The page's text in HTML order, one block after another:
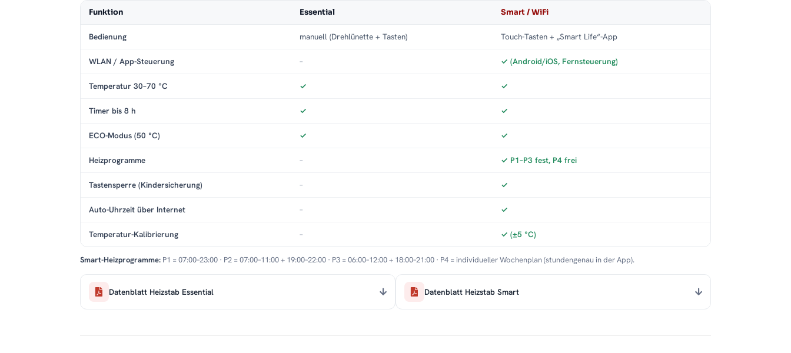
Funktion Essential Smart / WiFi
Bedienung manuell (Drehlünette + Tasten) Touch-Tasten + „Smart Life“-App
WLAN / App-Steuerung – ✓ (Android/iOS, Fernsteuerung)
Temperatur 30–70 °C ✓ ✓
Timer bis 8 h ✓ ✓
ECO-Modus (50 °C) ✓ ✓
Heizprogramme – ✓ P1–P3 fest, P4 frei
Tastensperre (Kindersicherung) – ✓
Auto-Uhrzeit über Internet – ✓
Temperatur-Kalibrierung – ✓ (±5 °C)
Smart-Heizprogramme: P1 = 07:00–23:00 · P2 = 07:00–11:00 + 19:00–22:00 · P3 = 06:00–12:00 + 18:00–21:00 · P4 = individueller Wochenplan (stundengenau in der App).
Datenblatt Heizstab Essential Datenblatt Heizstab Smart